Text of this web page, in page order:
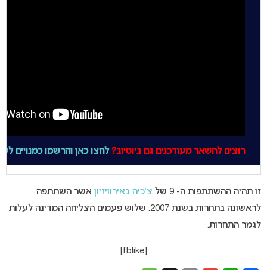
רוצים להשאר מעודכנים גם ביוטיוב? לחצו כאן והרשמו כמנויים
זו תהיה ההשתתפות ה- 9 של צ’כיה באירוויזיון אשר השתתפה
לראשונה בתחרות בשנת 2007. שלוש פעמים הצליחה המדינה לעלות
לגמר התחרות.